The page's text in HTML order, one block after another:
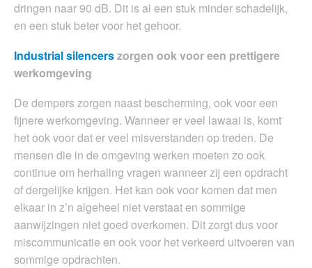
dringen naar 90 dB. Dit is al een stuk minder schadelijk,
en een stuk beter voor het gehoor.
Industrial silencerszorgen ook voor een prettigere
werkomgeving
De dempers zorgen naast bescherming, ook voor een
fijnere werkomgeving. Wanneer er veel lawaai is, komt
het ook voor dat er veel misverstanden op treden. De
mensen die in de omgeving werken moeten zo ook
continue om herhaling vragen wanneer zij een opdracht
of dergelijke krijgen. Het kan ook voor komen dat men
elkaar in z’n algeheel niet verstaat en sommige
aanwijzingen niet goed overkomen. Dit zorgt dus voor
miscommunicatie en ook voor het verkeerd uitvoeren van
sommige opdrachten.